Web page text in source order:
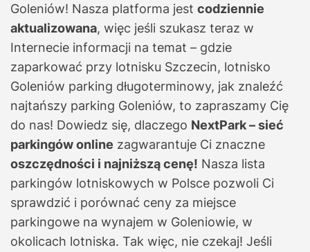
Goleniów! Nasza platforma jest codziennie
aktualizowana, więc jeśli szukasz teraz w
Internecie informacji na temat – gdzie
zaparkować przy lotnisku Szczecin, lotnisko
Goleniów parking długoterminowy, jak znaleźć
najtańszy parking Goleniów, to zapraszamy Cię
do nas! Dowiedz się, dlaczego NextPark – sieć
parkingów online zagwarantuje Ci znaczne
oszczędności i najniższą cenę! Nasza lista
parkingów lotniskowych w Polsce pozwoli Ci
sprawdzić i porównać ceny za miejsce
parkingowe na wynajem w Goleniowie, w
okolicach lotniska. Tak więc, nie czekaj! Jeśli